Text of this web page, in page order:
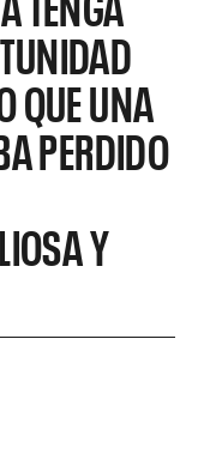
QUE UNA
PERDIDO
Y